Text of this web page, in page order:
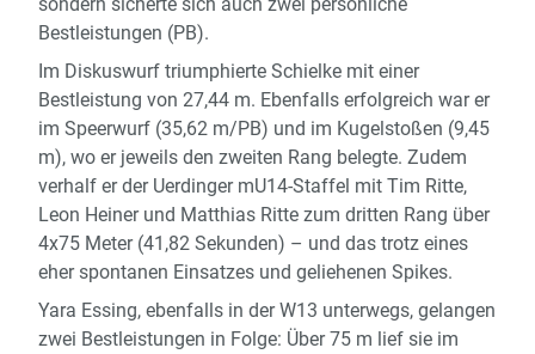
Bestleistungen (PB).
Im Diskuswurf triumphierte Schielke mit einer
Bestleistung von 27,44 m. Ebenfalls erfolgreich war er
im Speerwurf (35,62 m/PB) und im Kugelstoßen (9,45
m), wo er jeweils den zweiten Rang belegte. Zudem
verhalf er der Uerdinger mU14-Staffel mit Tim Ritte,
Leon Heiner und Matthias Ritte zum dritten Rang über
4x75 Meter (41,82 Sekunden) – und das trotz eines
eher spontanen Einsatzes und geliehenen Spikes.
Yara Essing, ebenfalls in der W13 unterwegs, gelangen
zwei Bestleistungen in Folge: Über 75 m lief sie im